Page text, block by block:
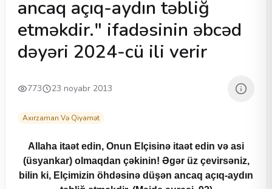
ancaq açıq-aydın təbliğ
etməkdir." ifadəsinin əbcəd
dəyəri 2024-cü ili verir
773 23 noyabr 2013
Axırzaman Və Qiyamət
Allaha itaət edin, Onun Elçisinə itaət edin və asi
(üsyankar) olmaqdan çəkinin! Əgər üz çevirsəniz,
bilin ki, Elçimizin öhdəsinə düşən ancaq açıq-aydın